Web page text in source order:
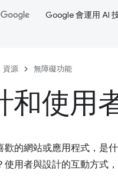
Google 會運用 AI
資源 無障礙功能
和使用
歡的網站或應用程式，是
使用者與設計的互動方式